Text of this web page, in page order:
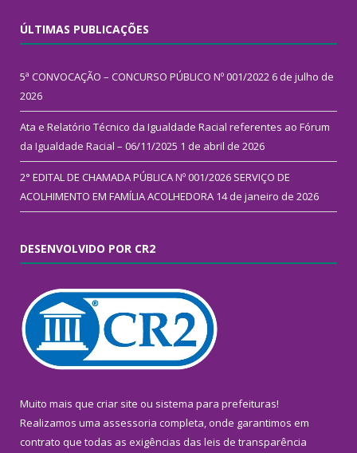
ÚLTIMAS PUBLICAÇÕES
5ª CONVOCAÇÃO – CONCURSO PÚBLICO Nº 001/2022 6 de julho de
2026
Ata e Relatório Técnico da Igualdade Racial referentes ao Fórum
da Igualdade Racial – 06/11/2025 1 de abril de 2026
2° EDITAL DE CHAMADA PÚBLICA Nº 001/2026 SERVIÇO DE
ACOLHIMENTO EM FAMÍLIA ACOLHEDORA 14 de janeiro de 2026
DESENVOLVIDO POR CR2
Muito mais que criar site ou sistema para prefeituras!
Realizamos uma assessoria completa, onde garantimos em
contrato que todas as exigências das leis de transparência